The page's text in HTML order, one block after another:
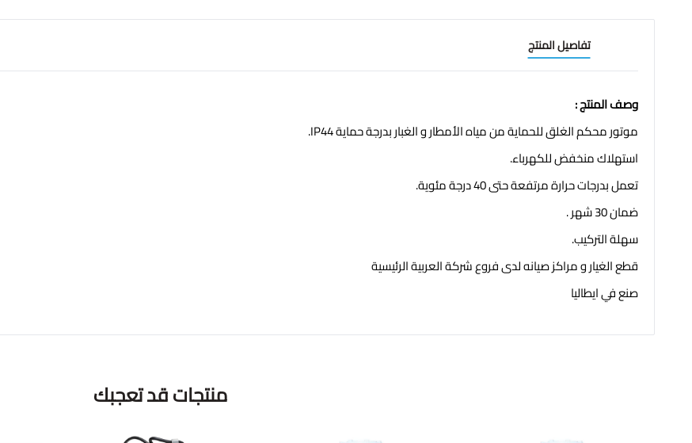
تفاصيل المنتج
وصف المنتج :
موتور محكم الغلق للحماية من مياه الأمطار و الغبار بدرجة حماية IP44.
استهلاك منخفض للكهرباء.
تعمل بدرجات حرارة مرتفعة حتى 40 درجة مئوية.
ضمان 30 شهر .
سهلة التركيب.
قطع الغيار و مراكز صيانه لدى فروع شركة العربية الرئيسية
صنع في ايطاليا
منتجات قد تعجبك